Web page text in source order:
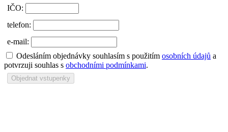
IČO:
telefon:
e-mail:
Odesláním objednávky souhlasím s použitím osobních údajů a
potvrzuji souhlas s obchodními podmínkami.